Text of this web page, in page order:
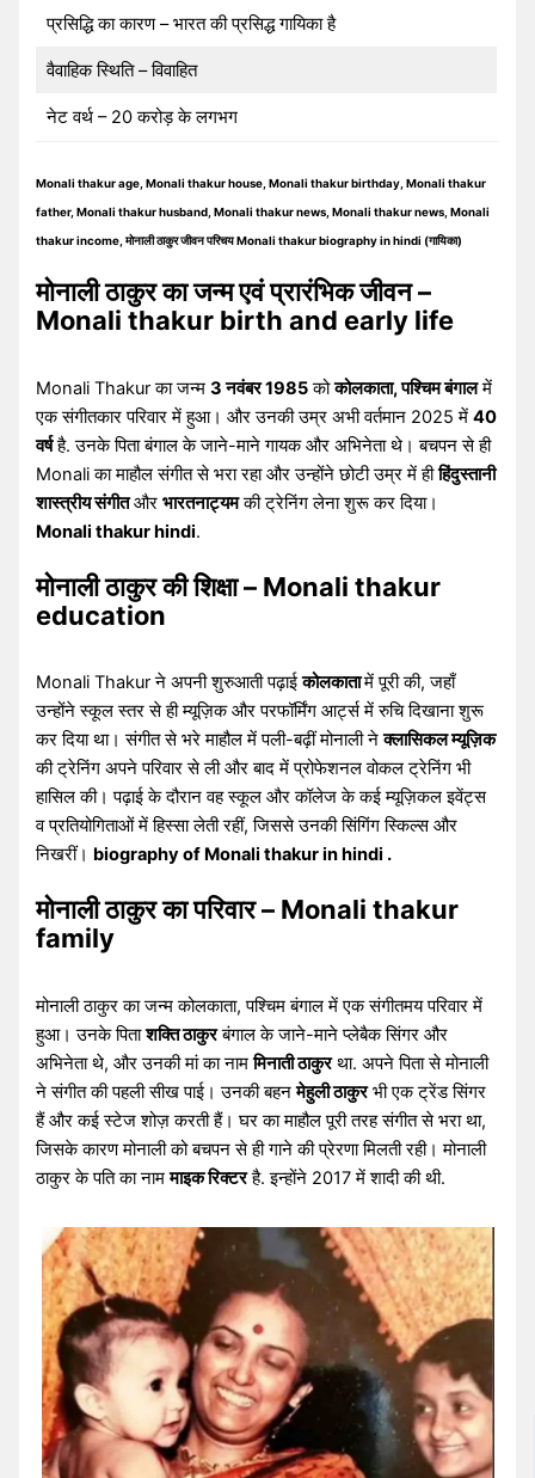
प्रसिद्धि का कारण – भारत की प्रसिद्ध गायिका है
वैवाहिक स्थिति – विवाहित
नेट वर्थ – 20 करोड़ के लगभग
Monali thakur age, Monali thakur house, Monali thakur birthday, Monali thakur
father, Monali thakur husband, Monali thakur news, Monali thakur news, Monali
thakur income, मोनाली ठाकुर जीवन परिचय Monali thakur biography in hindi (गायिका)
मोनाली ठाकुर का जन्म एवं प्रारंभिक जीवन –
Monali thakur birth and early life
Monali Thakur का जन्म3 नवंबर 1985कोकोलकाता, पश्चिम बंगालमें
एक संगीतकार परिवार में हुआ। और उनकी उम्र अभी वर्तमान 2025 में40
वर्षहै. उनके पिता बंगाल के जाने-माने गायक और अभिनेता थे। बचपन से ही
Monali का माहौल संगीत से भरा रहा और उन्होंने छोटी उम्र में हीहिंदुस्तानी
शास्त्रीय संगीतऔरभारतनाट्यमकी ट्रेनिंग लेना शुरू कर दिया।
Monali thakur hindi.
मोनाली ठाकुर की शिक्षा – Monali thakur
education
Monali Thakur ने अपनी शुरुआती पढ़ाईकोलकातामें पूरी की, जहाँ
उन्होंने स्कूल स्तर से ही म्यूज़िक और परफॉर्मिंग आर्ट्स में रुचि दिखाना शुरू
कर दिया था। संगीत से भरे माहौल में पली-बढ़ीं मोनाली नेक्लासिकल म्यूज़िक
की ट्रेनिंग अपने परिवार से ली और बाद में प्रोफेशनल वोकल ट्रेनिंग भी
हासिल की। पढ़ाई के दौरान वह स्कूल और कॉलेज के कई म्यूज़िकल इवेंट्स
व प्रतियोगिताओं में हिस्सा लेती रहीं, जिससे उनकी सिंगिंग स्किल्स और
निखरीं। biography of Monali thakur in hindi .
मोनाली ठाकुर का परिवार – Monali thakur
family
मोनाली ठाकुर का जन्म कोलकाता, पश्चिम बंगाल में एक संगीतमय परिवार में
हुआ। उनके पिताशक्ति ठाकुरबंगाल के जाने-माने प्लेबैक सिंगर और
अभिनेता थे, और उनकी मां का नाममिनाती ठाकुरथा. अपने पिता से मोनाली
ने संगीत की पहली सीख पाई। उनकी बहनमेहुली ठाकुरभी एक ट्रेंड सिंगर
हैं और कई स्टेज शोज़ करती हैं। घर का माहौल पूरी तरह संगीत से भरा था,
जिसके कारण मोनाली को बचपन से ही गाने की प्रेरणा मिलती रही। मोनाली
ठाकुर के पति का नाममाइक रिक्टरहै. इन्होंने 2017 में शादी की थी.